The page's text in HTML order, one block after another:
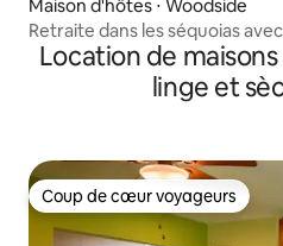
Maison d'hôtes ⋅ Woodside
Retraite dans les séquoias
Location de
linge et
Coup de cœur voyageurs
Coup de cœur voyageurs